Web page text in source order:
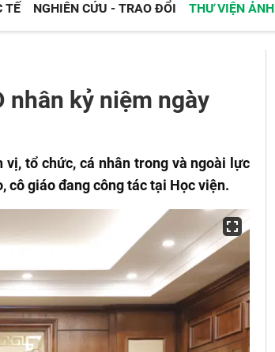
TẾ NGHIÊN CỨU - TRAO ĐỔI THƯ VIỆN ẢNH
nhân kỷ niệm ngày
tổ chức, cá nhân trong và ngoài lực
cô giáo đang công tác tại Học viện.